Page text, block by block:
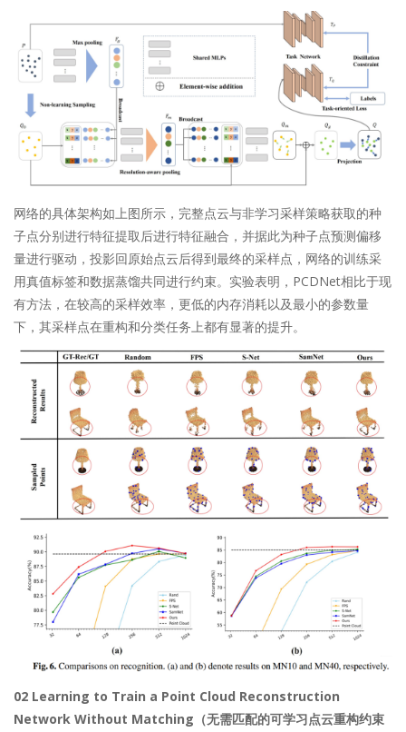
网络的具体架构如上图所示，完整点云与非学习采样策略获取的种
子点分别进行特征提取后进行特征融合，并据此为种子点预测偏移
量进行驱动，投影回原始点云后得到最终的采样点，网络的训练采
用真值标签和数据蒸馏共同进行约束。实验表明，PCDNet相比于现
有方法，在较高的采样效率，更低的内存消耗以及最小的参数量
下，其采样点在重构和分类任务上都有显著的提升。
02 Learning to Train a Point Cloud Reconstruction
Network Without Matching（无需匹配的可学习点云重构约束